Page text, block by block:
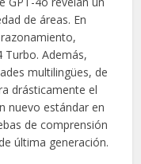
de áreas. En
Turbo. Además,
multilingües, de
drásticamente el
nuevo estándar en
de comprensión
última generación.